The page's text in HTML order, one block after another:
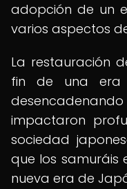
adopción de un
varios aspectos
La restauración
fin de una era
impactaron
sociedad
que los samuráis
nueva era de